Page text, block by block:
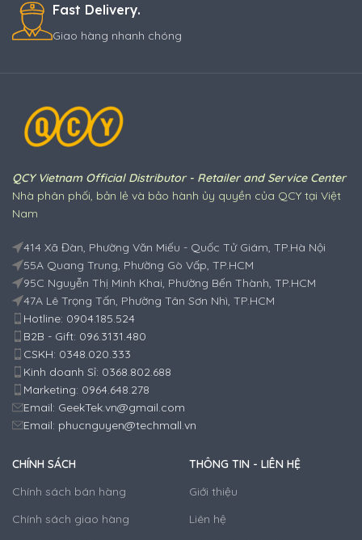
Fast Delivery.
Giao hàng nhanh chóng
QCY Vietnam Official Distributor - Retailer and Service Center
Nhà phân phối, bản lẻ và bảo hành ủy quyền của QCY tại Việt
Nam
414 Xã Đàn, Phường Văn Miếu - Quốc Tử Giám, TP.Hà Nội
55A Quang Trung, Phường Gò Vấp, TP.HCM
95C Nguyễn Thị Minh Khai, Phường Bến Thành, TP.HCM
47A Lê Trọng Tấn, Phường Tân Sơn Nhì, TP.HCM
Hotline: 0904.185.524
B2B - Gift: 096.3131.480
CSKH: 0348.020.333
Kinh doanh Sỉ: 0368.802.688
Marketing: 0964.648.278
Email: GeekTek.vn@gmail.com
Email: phucnguyen@techmall.vn
CHÍNH SÁCH
Chính sách bán hàng
Chính sách giao hàng
THÔNG TIN - LIÊN HỆ
Giới thiệu
Liên hệ